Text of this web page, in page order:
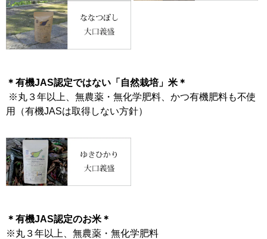
＊有機JAS認定ではない「自然栽培」米＊
※丸３年以上、無農薬・無化学肥料、かつ有機肥料も不使
用（有機JASは取得しない方針）
＊有機JAS認定のお米＊
※丸３年以上、無農薬・無化学肥料